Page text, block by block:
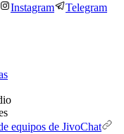
Instagram Telegram
equipos de JivoChat